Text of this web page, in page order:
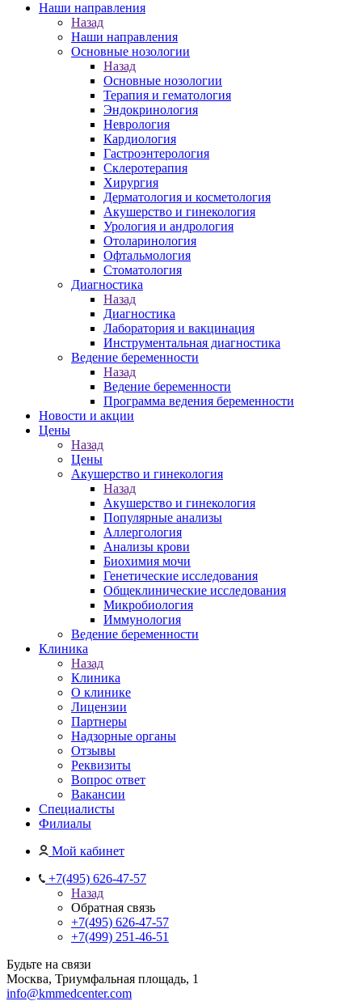
Наши направления
Назад
Наши направления
Основные нозологии
Назад
Основные нозологии
Терапия и гематология
Эндокринология
Неврология
Кардиология
Гастроэнтерология
Склеротерапия
Хирургия
Дерматология и косметология
Акушерство и гинекология
Урология и андрология
Отоларинология
Офтальмология
Стоматология
Диагностика
Назад
Диагностика
Лаборатория и вакцинация
Инструментальная диагностика
Ведение беременности
Назад
Ведение беременности
Программа ведения беременности
Новости и акции
Цены
Назад
Цены
Акушерство и гинекология
Назад
Акушерство и гинекология
Популярные анализы
Аллергология
Анализы крови
Биохимия мочи
Генетические исследования
Общеклинические исследования
Микробиология
Иммунология
Ведение беременности
Клиника
Назад
Клиника
О клинике
Лицензии
Партнеры
Надзорные органы
Отзывы
Реквизиты
Вопрос ответ
Вакансии
Специалисты
Филиалы
Мой кабинет
+7(495) 626-47-57
Назад
Обратная связь
+7(495) 626-47-57
+7(499) 251-46-51
Будьте на связи
Москва, Триумфальная площадь, 1
info@kmmedcenter.com